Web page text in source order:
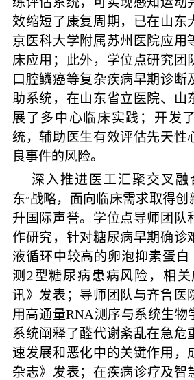
效缩短了康复周期，已在山东
京医科大学附属苏州医院应用
床应用；此外，学位点研究团
口腔鳞癌等复杂疾病早期诊断
助系统，在山东省立医院、山
展了多中心临床实践；开发
统，辅助医生有效评估先天性
良事件的风险。
深入推进医工汇聚交叉融
东”战略，面向临床需求取得
升国际声誉。学位点导师团队
作研究，针对糖尿病早期确诊
液循环中较高的卵泡抑素蛋白
测 2型糖尿病患病风险，相
讯》发表；导师团队与齐鲁医
用高通量RNA测序与系统生物
系统阐释了醛代谢紊乱在急危
速发展和恶化中的关键作用，
杂志》发表； 在疾病诊疗及智